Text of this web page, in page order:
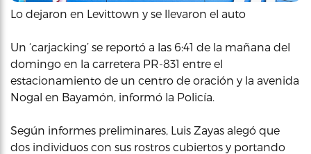
Lo dejaron en Levittown y se llevaron el auto
Un ‘carjacking’ se reportó a las 6:41 de la mañana del
domingo en la carretera PR-831 entre el
estacionamiento de un centro de oración y la avenida
Nogal en Bayamón, informó la Policía.
Según informes preliminares, Luis Zayas alegó que
dos individuos con sus rostros cubiertos y portando